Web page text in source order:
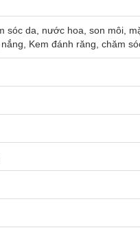
sóc da, nước hoa, son môi,
Kem đánh răng, chăm